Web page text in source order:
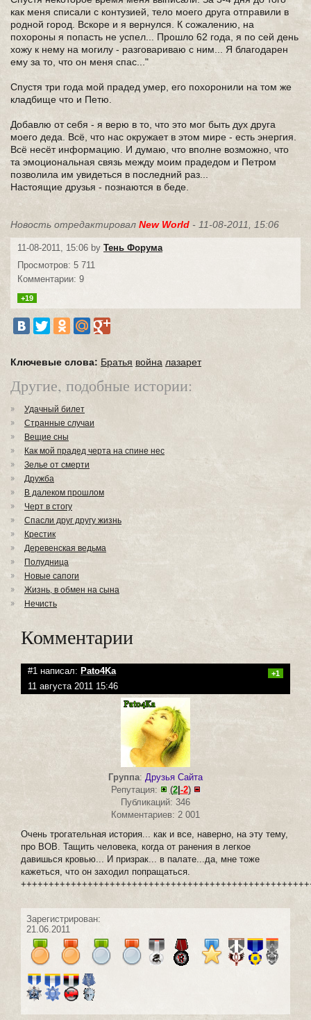
как меня списали с контузией, тело моего друга отправили в
родной город. Вскоре и я вернулся. К сожалению, на
похороны я попасть не успел... Прошло 62 года, я по сей день
хожу к нему на могилу - разговариваю с ним... Я благодарен
ему за то, что он меня спас..."
Спустя три года мой прадед умер, его похоронили на том же
кладбище что и Петю.
Добавлю от себя - я верю в то, что это мог быть дух друга
моего деда. Всё, что нас окружает в этом мире - есть энергия.
Всё несёт информацию. И думаю, что вполне возможно, что
та эмоциональная связь между моим прадедом и Петром
позволила им увидеться в последний раз...
Настоящие друзья - познаются в беде.
Новость отредактировал New World - 11-08-2011, 15:06
11-08-2011, 15:06 by Тень Форума
Просмотров: 5 711
Комментарии: 9
+19
Ключевые слова: Братья война лазарет
Другие, подобные истории:
Удачный билет
Странные случаи
Вещие сны
Как мой прадед черта на спине нес
Зелье от смерти
Дружба
В далеком прошлом
Черт в стогу
Спасли друг другу жизнь
Крестик
Деревенская ведьма
Полудница
Новые сапоги
Жизнь, в обмен на сына
Нечисть
Комментарии
#1 написал: Pato4Ka +1
11 августа 2011 15:46
Группа: Друзья Сайта
Репутация:
(2| -2)
Публикаций: 346
Комментариев: 2 001
Очень трогательная история... как и все, наверно, на эту тему,
про ВОВ. Тащить человека, когда от ранения в легкое
давишься кровью... И призрак... в палате...да, мне тоже
кажеться, что он заходил попращаться.
Зарегистрирован:
21.06.2011